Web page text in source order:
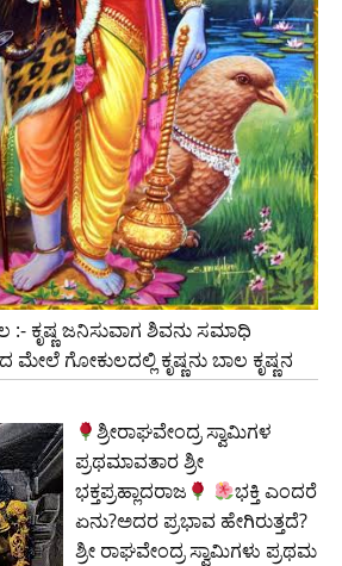
ಕೃಷ್ಣ ಜನಿಸುವಾಗ ಶಿವನು ಸಮಾಧಿ
ಮೇಲೆ ಗೋಕುಲದಲ್ಲಿ ಕೃಷ್ಣನು ಬಾಲ ಕೃಷ್ಣನ
ಶ್ರೀರಾಘವೇಂದ್ರ ಸ್ವಾಮಿಗಳ
ಪ್ರಥಮಾವತಾರ ಶ್ರೀ
ಭಕ್ತಪ್ರಹ್ಲಾದರಾಜ
ಭಕ್ತಿ ಎಂದರೆ
ಏನು?ಅದರ ಪ್ರಭಾವ ಹೇಗಿರುತ್ತದೆ?
ಶ್ರೀ ರಾಘವೇಂದ್ರ ಸ್ವಾಮಿಗಳು ಪ್ರಥಮ